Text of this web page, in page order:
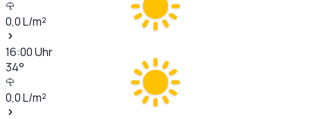
0,0L/m²
16:00Uhr
34°
0,0L/m²